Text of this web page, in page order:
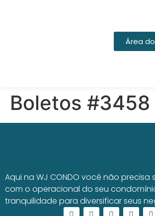
Área
Boletos #3458
Aqui na WJ CONDO você não precisa
com o operacional do seu
tranquilidade para diversificar seus